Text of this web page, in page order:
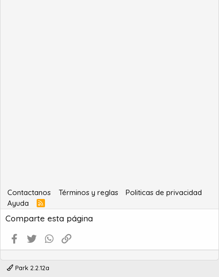
Contactanos Términos y reglas
Politicas de privacidad
Ayuda
R
S
S
Comparte esta página
Facebook
Twitter WhatsApp
Park 2.2.12a